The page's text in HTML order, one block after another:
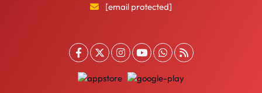
[email protected]